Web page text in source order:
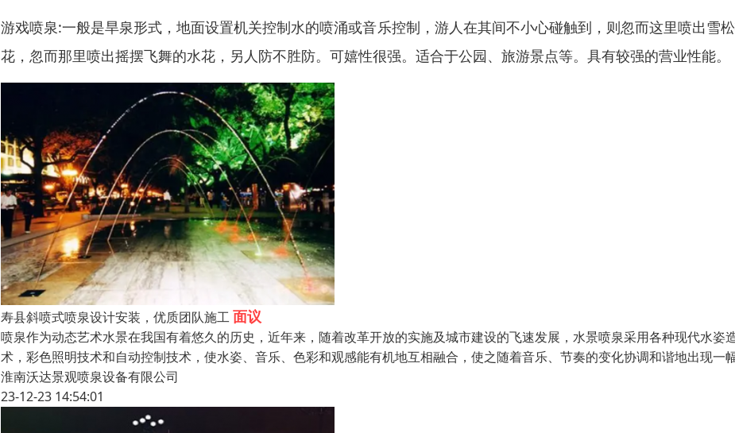
游戏喷泉:一般是旱泉形式，地面设置机关控制水的喷涌或音乐控制，游人在其间不小心碰触到，则忽而这里喷出雪
花，忽而那里喷出摇摆飞舞的水花，另人防不胜防。可嬉性很强。适合于公园、旅游景点等。具有较强的营业性能。
寿县斜喷式喷泉设计安装，优质团队施工面议
喷泉作为动态艺术水景在我国有着悠久的历史，近年来，随着改革开放的实施及城市建设的飞速发展，水景喷泉采用各种现代水姿
术，彩色照明技术和自动控制技术，使水姿、音乐、色彩和观感能有机地互相融合，使之随着音乐、节奏的变化协调和谐地出现一
淮南沃达景观喷泉设备有限公司
23-12-23 14:54:01